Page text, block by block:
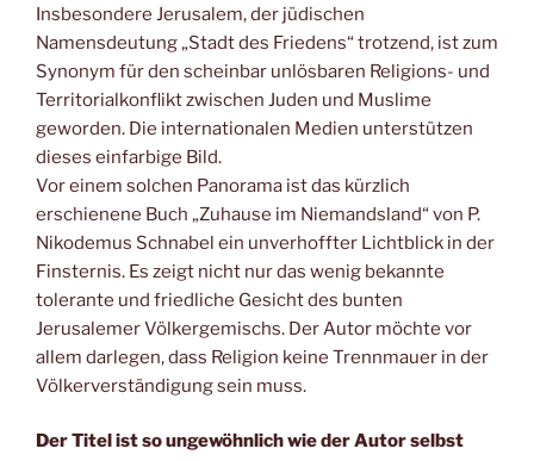
Insbesondere Jerusalem, der jüdischen
Namensdeutung „Stadt des Friedens“ trotzend, ist zum
Synonym für den scheinbar unlösbaren Religions- und
Territorialkonflikt zwischen Juden und Muslime
geworden. Die internationalen Medien unterstützen
dieses einfarbige Bild.
Vor einem solchen Panorama ist das kürzlich
erschienene Buch „Zuhause im Niemandsland“ von P.
Nikodemus Schnabel ein unverhoffter Lichtblick in der
Finsternis. Es zeigt nicht nur das wenig bekannte
tolerante und friedliche Gesicht des bunten
Jerusalemer Völkergemischs. Der Autor möchte vor
allem darlegen, dass Religion keine Trennmauer in der
Völkerverständigung sein muss.
Der Titel ist so ungewöhnlich wie der Autor selbst